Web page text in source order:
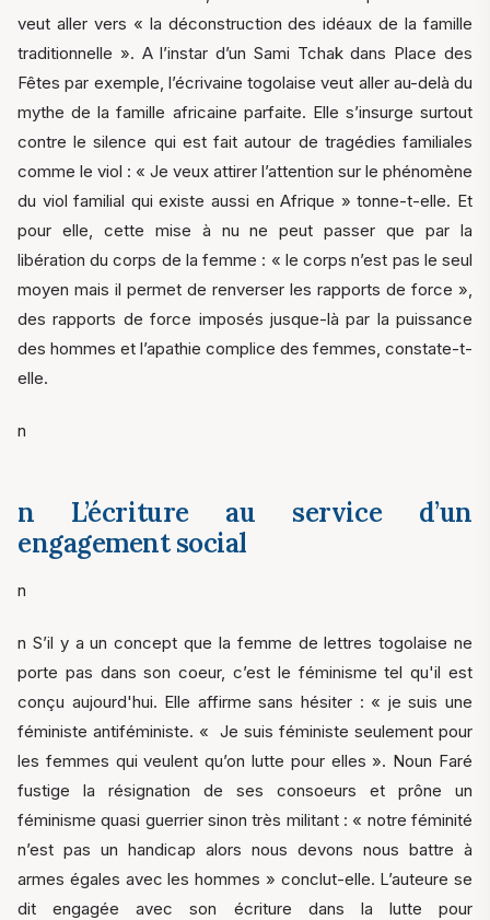
veut aller vers « la déconstruction des idéaux de la famille
traditionnelle ». A l’instar d’un Sami Tchak dans Place des
Fêtes par exemple, l’écrivaine togolaise veut aller au-delà du
mythe de la famille africaine parfaite. Elle s’insurge surtout
contre le silence qui est fait autour de tragédies familiales
comme le viol : « Je veux attirer l’attention sur le phénomène
du viol familial qui existe aussi en Afrique » tonne-t-elle. Et
pour elle, cette mise à nu ne peut passer que par la
libération du corps de la femme : « le corps n’est pas le seul
moyen mais il permet de renverser les rapports de force »,
des rapports de force imposés jusque-là par la puissance
des hommes et l’apathie complice des femmes, constate-t-
elle.
n
n L’écriture au service d’un
engagement social
n
n S’il y a un concept que la femme de lettres togolaise ne
porte pas dans son coeur, c’est le féminisme tel qu'il est
conçu aujourd'hui. Elle affirme sans hésiter : « je suis une
féministe antiféministe. « Je suis féministe seulement pour
les femmes qui veulent qu’on lutte pour elles ». Noun Faré
fustige la résignation de ses consoeurs et prône un
féminisme quasi guerrier sinon très militant : « notre féminité
n’est pas un handicap alors nous devons nous battre à
armes égales avec les hommes » conclut-elle. L’auteure se
dit engagée avec son écriture dans la lutte pour